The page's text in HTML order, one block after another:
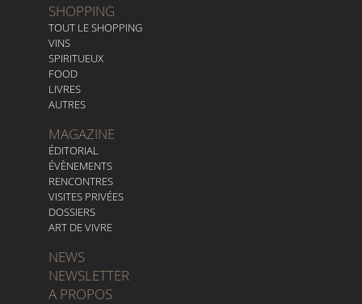
SHOPPING
TOUT LE SHOPPING
VINS
SPIRITUEUX
FOOD
LIVRES
AUTRES
MAGAZINE
ÉDITORIAL
ÉVÈNEMENTS
RENCONTRES
VISITES PRIVÉES
DOSSIERS
ART DE VIVRE
NEWS
NEWSLETTER
A PROPOS